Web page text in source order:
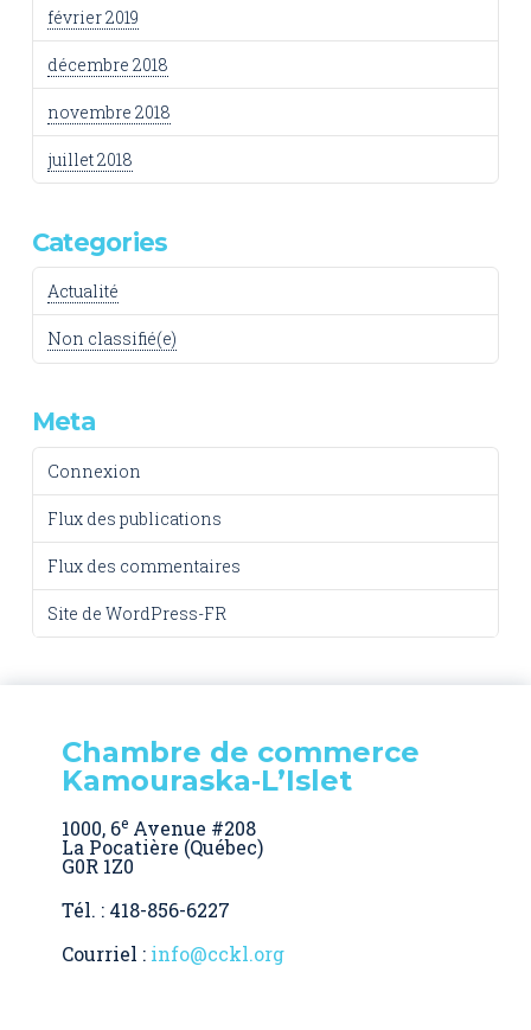
février 2019
décembre 2018
novembre 2018
juillet 2018
Categories
Actualité
Non classifié(e)
Meta
Connexion
Flux des publications
Flux des commentaires
Site de WordPress-FR
Chambre de commerce
Kamouraska‑L’Islet
1000, 6e Avenue #208
La Pocatière (Québec)
G0R 1Z0
Tél. : 418-856-6227
Courriel : info@cckl.org